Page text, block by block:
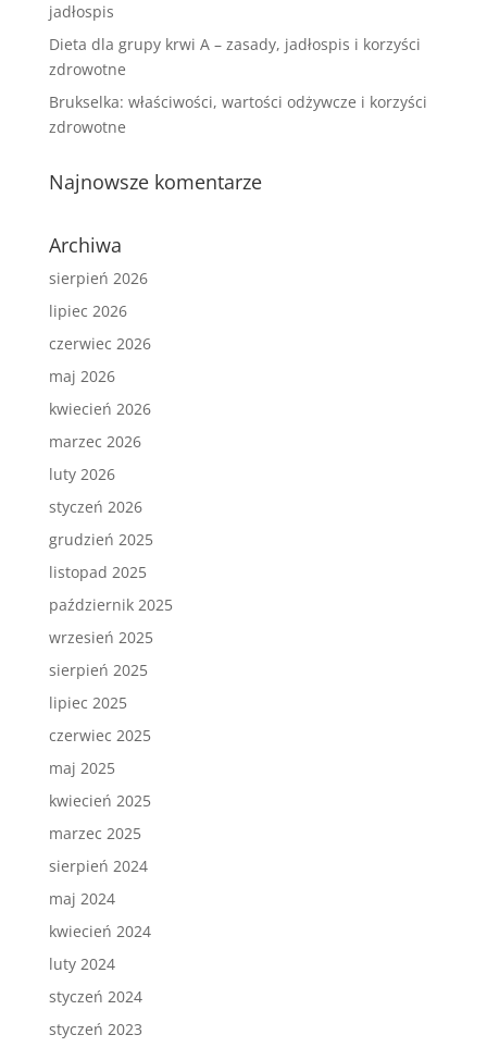
jadłospis
Dieta dla grupy krwi A – zasady, jadłospis i korzyści
zdrowotne
Brukselka: właściwości, wartości odżywcze i korzyści
zdrowotne
Najnowsze komentarze
Archiwa
sierpień 2026
lipiec 2026
czerwiec 2026
maj 2026
kwiecień 2026
marzec 2026
luty 2026
styczeń 2026
grudzień 2025
listopad 2025
październik 2025
wrzesień 2025
sierpień 2025
lipiec 2025
czerwiec 2025
maj 2025
kwiecień 2025
marzec 2025
sierpień 2024
maj 2024
kwiecień 2024
luty 2024
styczeń 2024
styczeń 2023